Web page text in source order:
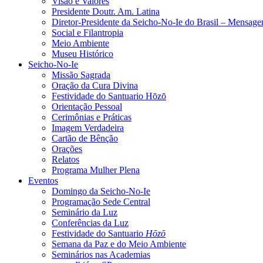
Presidente Doutr. Am. Latina
Diretor-Presidente da Seicho-No-Ie do Brasil –
Social e Filantropia
Meio Ambiente
Museu Histórico
Seicho-No-Ie
Missão Sagrada
Oração da Cura Divina
Festividade do Santuario Hōzō
Orientação Pessoal
Cerimônias e Práticas
Imagem Verdadeira
Cartão de Bênção
Orações
Relatos
Programa Mulher Plena
Eventos
Domingo da Seicho-No-Ie
Programação Sede Central
Seminário da Luz
Conferências da Luz
Festividade do Santuario Hōzō
Semana da Paz e do Meio Ambiente
Seminários nas Academias